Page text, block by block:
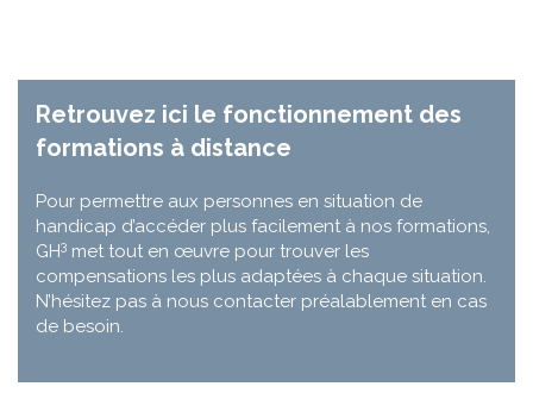
Retrouvez ici le fonctionnement des
formations à distance
Pour permettre aux personnes en situation de
handicap d’accéder plus facilement à nos formations,
GH3 met tout en œuvre pour trouver les
compensations les plus adaptées à chaque situation.
N’hésitez pas à nous contacter préalablement en cas
de besoin.